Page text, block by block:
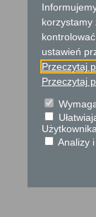
korzystamy
ustawień
Przeczytaj
Przeczytaj
Analizy